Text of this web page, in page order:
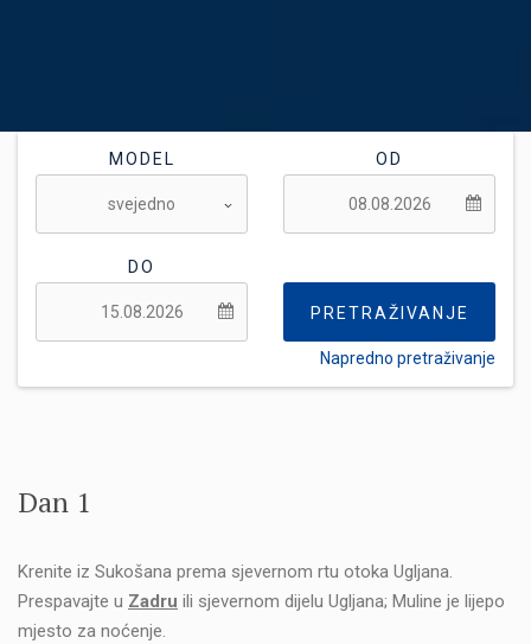
MODEL OD
DO
PRETRAŽIVANJE
Napredno pretraživanje
Dan 1
Krenite iz Sukošana prema sjevernom rtu otoka Ugljana.
Prespavajte u Zadru ili sjevernom dijelu Ugljana; Muline je lijepo
mjesto za noćenje.